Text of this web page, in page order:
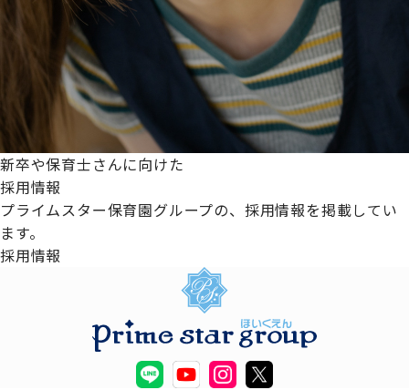
新卒や保育士さんに向けた
採用情報
プライムスター保育園グループの、採用情報を掲載してい
ます。
採用情報